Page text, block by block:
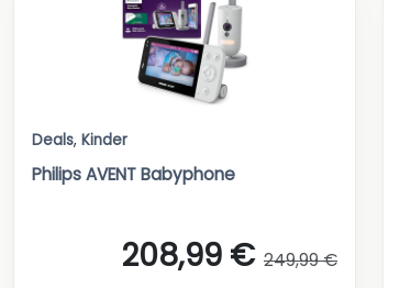
Deals, Kinder
Philips AVENT Babyphone
208,99 € 249,99 €